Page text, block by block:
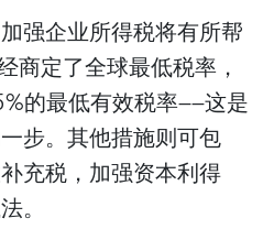
强企业所得税将有所帮
商定了全球最低税率，
的最低有效税率——这是
步。其他措施则可包
充税，加强资本利得
。